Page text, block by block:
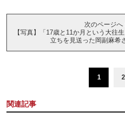
次のページへ
【写真】「17歳と11か月という大
立ちを見送った岡副麻
1 2
関連記事